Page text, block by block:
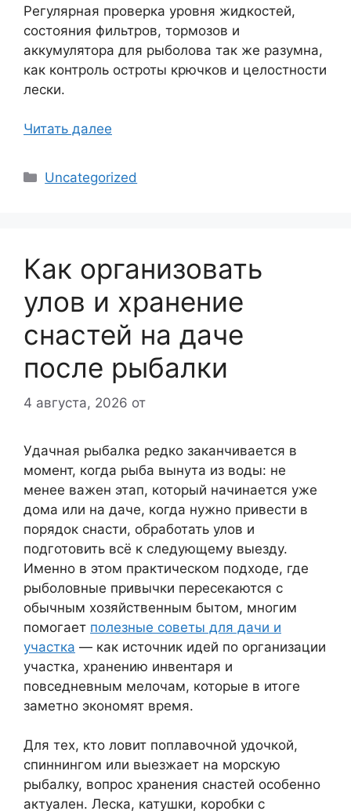
Регулярная проверка уровня жидкостей,
состояния фильтров, тормозов и
аккумулятора для рыболова так же разумна,
как контроль остроты крючков и целостности
лески.
Читать далее
Рубрики
Uncategorized
Как организовать
улов и хранение
снастей на даче
после рыбалки
4 августа, 2026 от
Удачная рыбалка редко заканчивается в
момент, когда рыба вынута из воды: не
менее важен этап, который начинается уже
дома или на даче, когда нужно привести в
порядок снасти, обработать улов и
подготовить всё к следующему выезду.
Именно в этом практическом подходе, где
рыболовные привычки пересекаются с
обычным хозяйственным бытом, многим
помогает полезные советы для дачи и
участка — как источник идей по организации
участка, хранению инвентаря и
повседневным мелочам, которые в итоге
заметно экономят время.
Для тех, кто ловит поплавочной удочкой,
спиннингом или выезжает на морскую
рыбалку, вопрос хранения снастей особенно
актуален. Леска, катушки, коробки с